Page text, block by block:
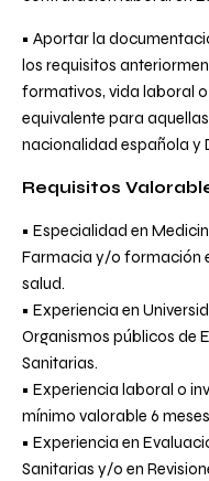
• Aportar la
los requisitos
formativos, vida laboral
equivalente para
nacionalidad española y
Requisitos
• Especialidad en
Farmacia y/o formación
salud.
• Experiencia en
Organismos públicos de
Sanitarias.
• Experiencia laboral o
mínimo valorable 6
• Experiencia en
Sanitarias y/o en